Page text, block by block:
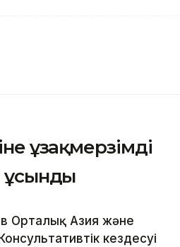
ұзақмерзімді
ұсынды
Орталық Азия және
кездесуі